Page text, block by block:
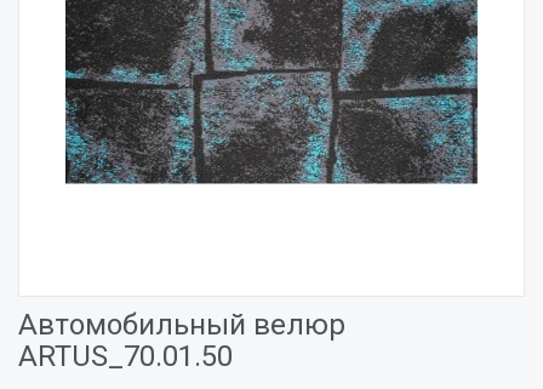
Автомобильный велюр
ARTUS_70.01.50